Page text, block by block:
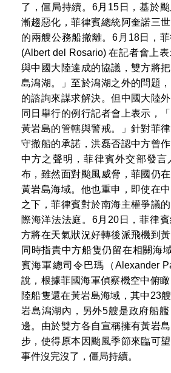
了，僵局持續。6月15日，基於
漸趨惡化，菲律賓總統阿奎諾三
的兩艘公務船撤離。6月18日，
(Albert del Rosario) 在記者會上
與中國大陸達成的協議，雙方將
島潟湖。」至於潟湖之外的問題
的諮詢來謀求解決。但中國大陸
同日舉行的例行記者會上表示，
黃岩島的管轄與警戒。」針對菲
守撤船的承諾，洪磊否認中方曾
中方之聲明，菲律賓外交部發言
布，雖然面對颱風威脅，菲國仍
黃岩島海域。他也重申，即使在
之下，菲律賓對於南海主權爭議
際海洋法法庭。6月20日，菲律
方將在天氣狀況好轉後派飛機到
同時指責中方船隻仍留在相關海
賓海軍總司令巴瑪（Alexander
說，根據菲國海軍偵察機空中俯
陸船隻還在黃岩島海域，其中23
岩島潟湖內，另外5艘是政府船
邊。由於雙方各自宣稱擁有黃岩
步，使得原本因颱風季節來臨可
事件沒完沒了，僵局持續。